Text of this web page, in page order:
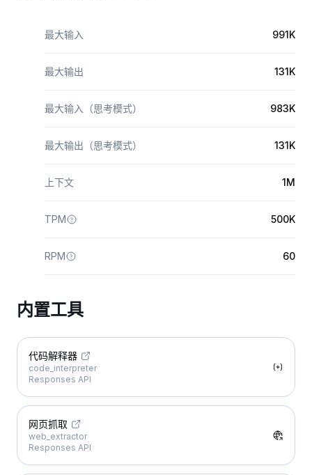
最大输入 991K
最大输出 131K
最大输入（思考模式） 983K
最大输出（思考模式） 131K
上下文 1M
TPM 500K
RPM 60
内置工具
代码解释器
code_interpreter
Responses API
网页抓取
web_extractor
Responses API